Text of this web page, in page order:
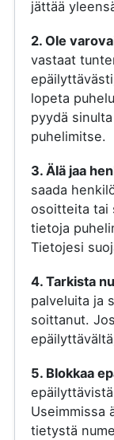
jättää
2. Ole
vastaat
lopeta
pyydä
puhelimitse.
3. Älä jaa
saada
osoitteita tai
tietoja
Tietojesi
4. Tarkista
palveluita ja
soittanut.
5. Blokkaa
Useimmissa
tietystä